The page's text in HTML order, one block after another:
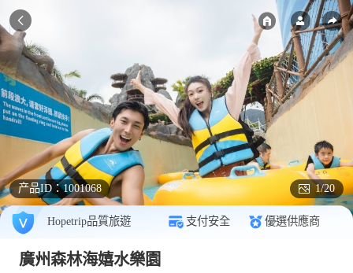
产品ID：1001068 1/20
Hopetrip品質旅遊 支付安全 優選供應商
廣州森林海嬉水樂園